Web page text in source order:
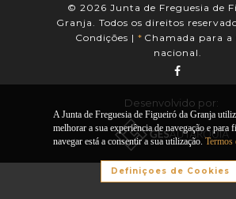
© 2026 Junta de Freguesia de
Granja. Todos os direitos
Condições | * Chamada para a
nacional.
Desenvolvido por:
A Junta de Freguesia de Figueiró da Granja
melhorar a sua experiência de navegação e para
navegar está a consentir a sua utilização. Termos
Definiçoes de Cookies